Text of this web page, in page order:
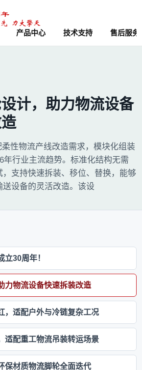
备
产品中心 技术支持 售后服务
计，助力物流设备
柔性物流产线改造需求，模块化组装
年行业主流趋势。标准化结构无需
，支持快速拆装、移位、替换，能够
设备的灵活改造。该设
立30周年！
力物流设备快速拆装改造
，适配户外与冷链复杂工况
适配重工物流吊装转运场景
保材质物流脚轮全面迭代